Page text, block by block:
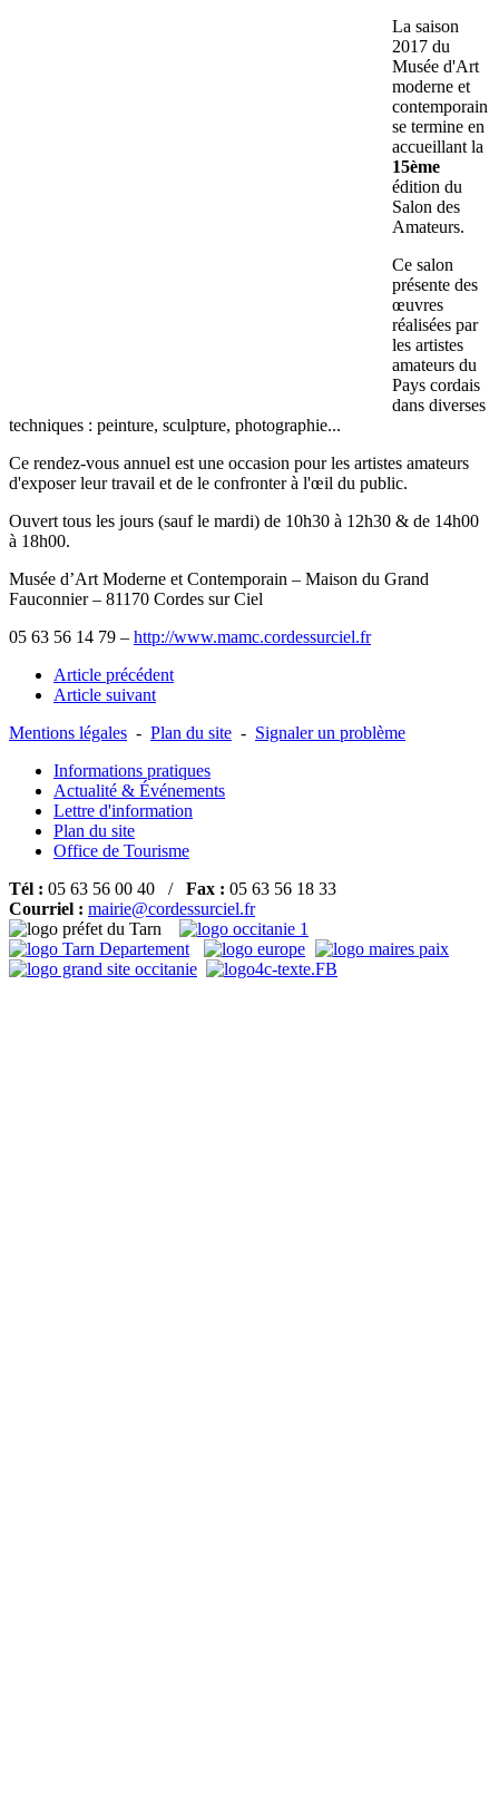
La saison
2017 du
Musée d'Art
moderne et
contemporain
se termine en
accueillant la
15ème
édition du
Salon des
Amateurs.
Ce salon
présente des
œuvres
réalisées par
les artistes
amateurs du
Pays cordais
dans diverses
techniques : peinture, sculpture, photographie...
Ce rendez-vous annuel est une occasion pour les artistes amateurs
d'exposer leur travail et de le confronter à l'œil du public.
Ouvert tous les jours (sauf le mardi) de 10h30 à 12h30 & de 14h00
à 18h00.
Musée d’Art Moderne et Contemporain – Maison du Grand
Fauconnier – 81170 Cordes sur Ciel
05 63 56 14 79 – http://www.mamc.cordessurciel.fr
Article précédent
Article suivant
Mentions légales - Plan du site - Signaler un problème
Informations pratiques
Actualité & Événements
Lettre d'information
Plan du site
Office de Tourisme
Tél : 05 63 56 00 40 / Fax : 05 63 56 18 33
Courriel : mairie@cordessurciel.fr